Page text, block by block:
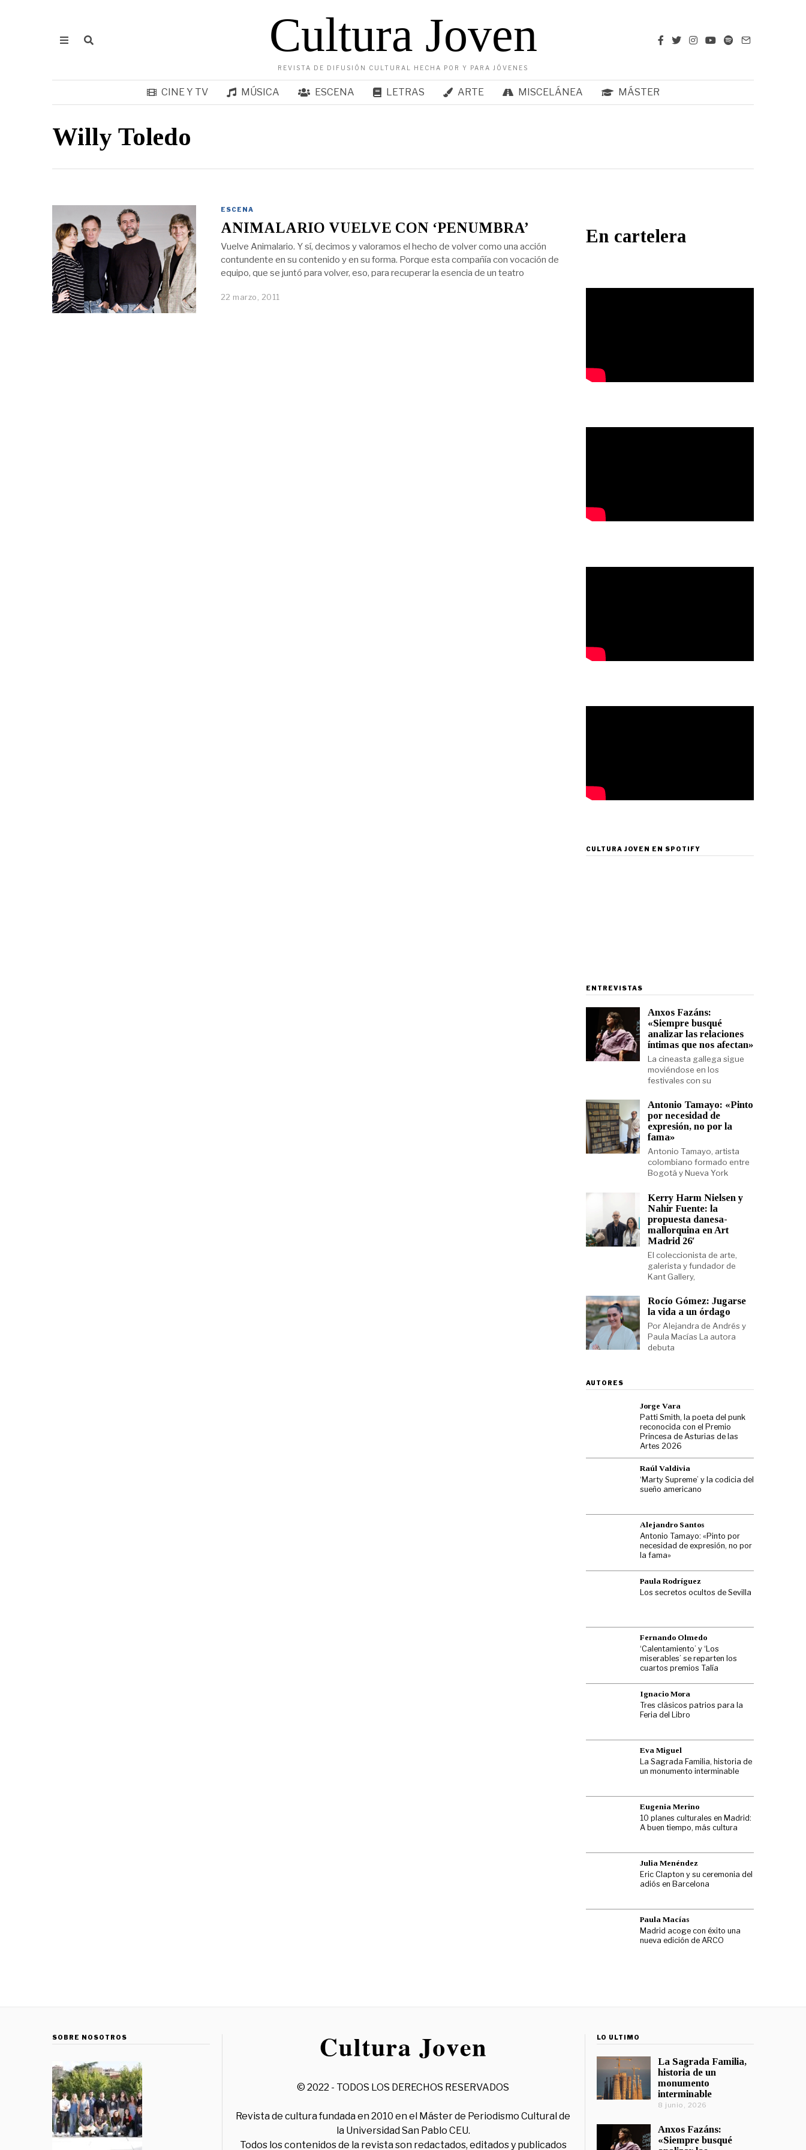
Cultura Joven
REVISTA DE DIFUSIÓN CULTURAL HECHA POR Y PARA JÓVENES
CINE Y TV MÚSICA ESCENA LETRAS ARTE MISCELÁNEA MÁSTER
Willy Toledo
ESCENA
ANIMALARIO VUELVE CON ‘PENUMBRA’
Vuelve Animalario. Y sí, decimos y valoramos el hecho de volver como una acción
contundente en su contenido y en su forma. Porque esta compañía con vocación de
equipo, que se juntó para volver, eso, para recuperar la esencia de un teatro
22 marzo, 2011
En cartelera
CULTURA JOVEN EN SPOTIFY
ENTREVISTAS
Anxos Fazáns:
«Siempre busqué
analizar las relaciones
íntimas que nos afectan»
La cineasta gallega sigue
moviéndose en los
festivales con su
Antonio Tamayo: «Pinto
por necesidad de
expresión, no por la
fama»
Antonio Tamayo, artista
colombiano formado entre
Bogotá y Nueva York
Kerry Harm Nielsen y
Nahir Fuente: la
propuesta danesa-
mallorquina en Art
Madrid 26′
El coleccionista de arte,
galerista y fundador de
Kant Gallery,
Rocío Gómez: Jugarse
la vida a un órdago
Por Alejandra de Andrés y
Paula Macías La autora
debuta
AUTORES
Jorge Vara
Patti Smith, la poeta del punk
reconocida con el Premio
Princesa de Asturias de las
Artes 2026
Raúl Valdivia
‘Marty Supreme’ y la codicia del
sueño americano
Alejandro Santos
Antonio Tamayo: «Pinto por
necesidad de expresión, no por
la fama»
Paula Rodríguez
Los secretos ocultos de Sevilla
Fernando Olmedo
‘Calentamiento’ y ‘Los
miserables’ se reparten los
cuartos premios Talía
Ignacio Mora
Tres clásicos patrios para la
Feria del Libro
Eva Miguel
La Sagrada Familia, historia de
un monumento interminable
Eugenia Merino
10 planes culturales en Madrid:
A buen tiempo, más cultura
Julia Menéndez
Eric Clapton y su ceremonia del
adiós en Barcelona
Paula Macías
Madrid acoge con éxito una
nueva edición de ARCO
SOBRE NOSOTROS
© 2022 - TODOS LOS DERECHOS RESERVADOS
Revista de cultura fundada en 2010 en el Máster de Periodismo Cultural de
la Universidad San Pablo CEU.
Todos los contenidos de la revista son redactados, editados y publicados
LO ÚLTIMO
La Sagrada Familia,
historia de un
monumento
interminable
8 junio, 2026
Anxos Fazáns:
«Siempre busqué